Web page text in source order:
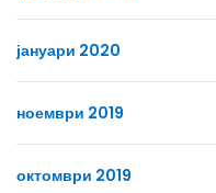
јануари 2020
ноември 2019
октомври 2019